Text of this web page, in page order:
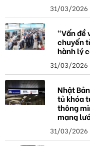
31/03/2026
"Vấn đề
chuyến
hành lý
31/03/2026
Nhật
tủ khóa
thông
mạng
31/03/2026